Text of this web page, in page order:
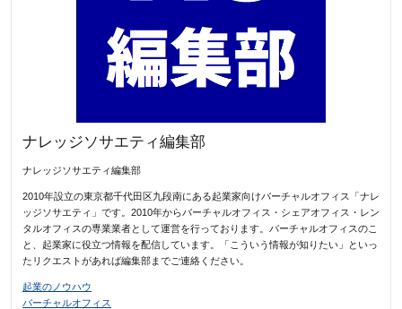
ナレッジソサエティ編集部
ナレッジソサエティ編集部
2010年設立の東京都千代田区九段南にある起業家向けバーチャルオフィス「ナレ
ッジソサエティ」です。2010年からバーチャルオフィス・シェアオフィス・レン
タルオフィスの専業業者として運営を行っております。バーチャルオフィスのこ
と、起業家に役立つ情報を配信しています。「こういう情報が知りたい」といっ
たリクエストがあれば編集部までご連絡ください。
起業のノウハウ
バーチャルオフィス